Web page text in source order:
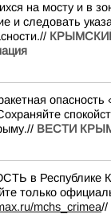
на мосту и в
и следовать
опасность
ВЕСТИ
в Республике
только
mchs_crimea//